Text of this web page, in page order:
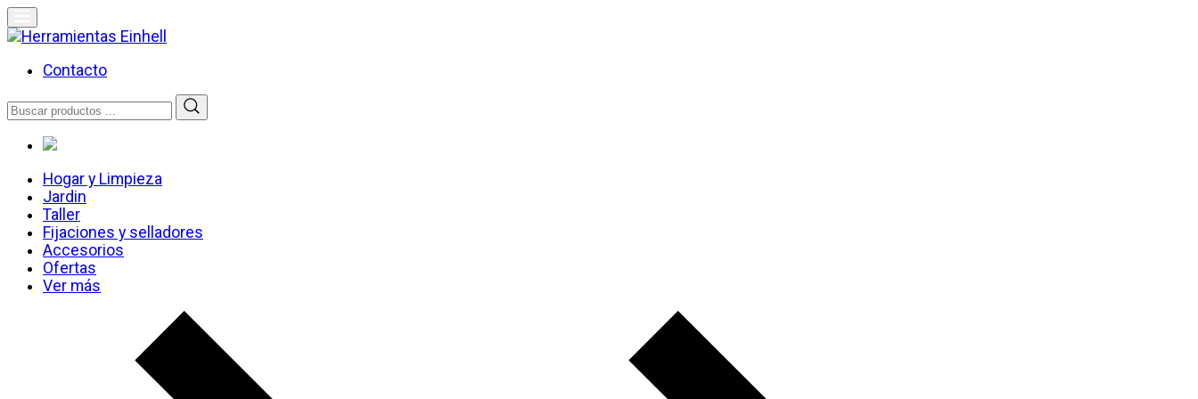
Skip
to
Herramientas Einhell
Distribuidor Oficial
Contacto
Buscar
por:
Hogar y Limpieza
Jardin
Taller
Fijaciones y selladores
Accesorios
Ofertas
Ver más